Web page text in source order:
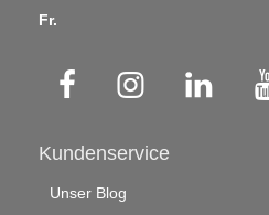
Fr.
Kundenservice
Unser Blog